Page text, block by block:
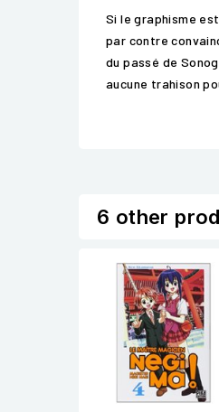
Si le graphisme
par contre
du passé de
aucune trahison
6 other